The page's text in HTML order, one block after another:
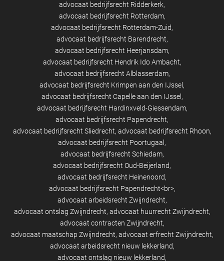
advocaat bedrijfsrecht Ridderkerk
advocaat bedrijfsrecht Rotterdam
advocaat bedrijfsrecht Rotterdam-Zuid
advocaat bedrijfsrecht Barendrecht
advocaat bedrijfsrecht Heerjansdam
advocaat bedrijfsrecht Hendrik Ido Ambacht
advocaat bedrijfsrecht Alblasserdam
advocaat bedrijfsrecht Krimpen aan den IJssel
advocaat bedrijfsrecht Capelle aan den IJssel
advocaat bedrijfsrecht Hardinxveld-Giessendam
advocaat bedrijfsrecht Papendrecht
advocaat bedrijfsrecht Sliedrecht advocaat bedrijfsrecht Rhoon
advocaat bedrijfsrecht Poortugaal
advocaat bedrijfsrecht Schiedam
advocaat bedrijfsrecht Oud-Beijerland
advocaat bedrijfsrecht Heinenoord
advocaat bedrijfsrecht Papendrecht<br>
advocaat arbeidsrecht Zwijndrecht
advocaat ontslag Zwijndrecht advocaat huurrecht Zwijndrecht
advocaat contracten Zwijndrecht
advocaat maatschap Zwijndrecht advocaat erfrecht Zwijndrecht
advocaat arbeidsrecht nieuw lekkerland
advocaat ontslag nieuw lekkerland